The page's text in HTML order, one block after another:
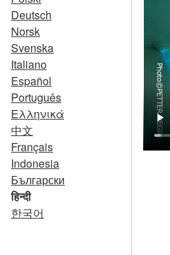
Deutsch
Norsk
Svenska
Italiano
Español
Português
Ελληνικά
中文
Français
Indonesia
Български
हिन्दी
한국어